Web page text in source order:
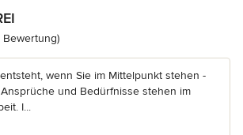
5 von 5 Sternen
Bewertung)
wenn Sie im Mittelpunkt stehen -
und Bedürfnisse stehen im
I...